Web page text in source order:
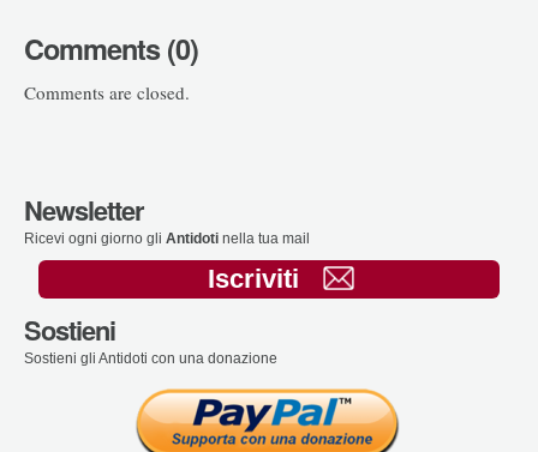
Comments (0)
Comments are closed.
Newsletter
Ricevi ogni giorno gli Antidoti nella tua mail
Iscriviti
Sostieni
Sostieni gli Antidoti con una donazione